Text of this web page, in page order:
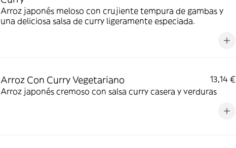
Arroz japonés meloso con crujiente tempura de gambas y
una deliciosa salsa de curry ligeramente especiada.
Arroz Con Curry Vegetariano
13,14 €
Arroz japonés cremoso con salsa curry casera y verduras